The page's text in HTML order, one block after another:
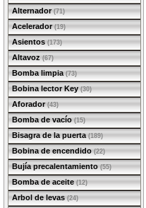
Alternador (71)
Acelerador (19)
Asientos (173)
Altavoz (67)
Bomba limpia (73)
Bobina lector Key (30)
Aforador (43)
Bomba de vacío (15)
Bisagra de la puerta (189)
Bobina de encendido (22)
Bujía precalentamiento (55)
Bomba de aceite (12)
Arbol de levas (24)